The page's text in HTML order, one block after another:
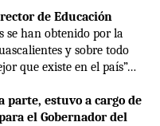
de Educación
se han obtenido por la
y sobre todo
que existe en el país”…
parte, estuvo a cargo de
el Gobernador del